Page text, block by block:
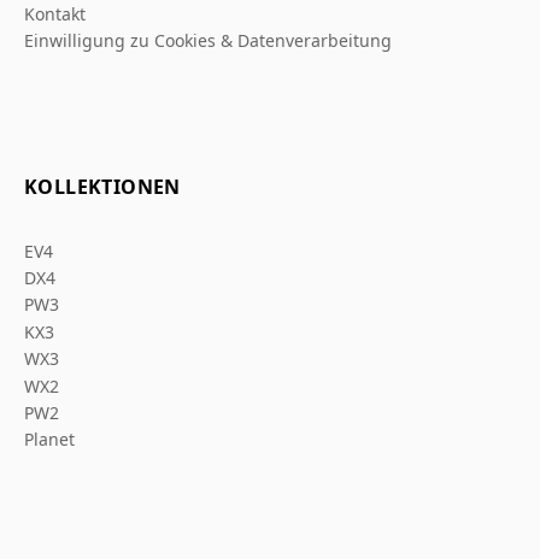
Kontakt
Einwilligung zu Cookies & Datenverarbeitung
KOLLEKTIONEN
EV4
DX4
PW3
KX3
WX3
WX2
PW2
Planet